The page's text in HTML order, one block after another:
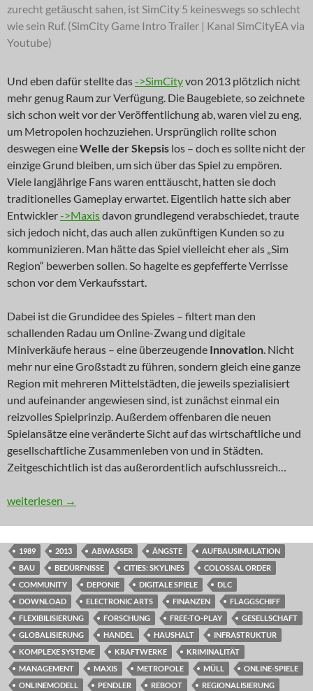
zurecht getäuscht sahen, ist SimCity 5 keineswegs so schlecht
wie sein Ruf. (SimCity Game Intro Trailer | Kanal SimCityEA via
Youtube)
Und eben dafür stellte das->SimCityvon 2013 plötzlich nicht
mehr genug Raum zur Verfügung. Die Baugebiete, so zeichnete
sich schon weit vor der Veröffentlichung ab, waren viel zu eng,
um Metropolen hochzuziehen. Ursprünglich rollte schon
deswegen eineWelle der Skepsis los – doch es sollte nicht der
einzige Grund bleiben, um sich über das Spiel zu empören.
Viele langjährige Fans waren enttäuscht, hatten sie doch
traditionelles Gameplay erwartet. Eigentlich hatte sich aber
Entwickler->Maxisdavon grundlegend verabschiedet, traute
sich jedoch nicht, das auch allen zukünftigen Kunden so zu
kommunizieren. Man hätte das Spiel vielleicht eher als „Sim
Region“ bewerben sollen. So hagelte es gepfefferte Verrisse
schon vor dem Verkaufsstart.
Dabei ist die Grundidee des Spieles – filtert man den
schallenden Radau um Online-Zwang und digitale
Miniverkäufe heraus – eine überzeugende Innovation. Nicht
mehr nur eine Großstadt zu führen, sondern gleich eine ganze
Region mit mehreren Mittelstädten, die jeweils spezialisiert
und aufeinander angewiesen sind, ist zunächst einmal ein
reizvolles Spielprinzip. Außerdem offenbaren die neuen
Spielansätze eine veränderte Sicht auf das wirtschaftliche und
gesellschaftliche Zusammenleben von und in Städten.
Zeitgeschichtlich ist das außerordentlich aufschlussreich…
INNOVATION: Sim Region
weiterlesen →
1989 2013 ABWASSER ÄNGSTE
AUFBAUSIMULATION
BAU
BEDÜRFNISSE CITIES: SKYLINES
COLOSSAL ORDER
COMMUNITY
DEPONIE DIGITALE SPIELE
DLC
DOWNLOAD
ELECTRONIC ARTS FINANZEN
FLAGGSCHIFF
FLEXIBILISIERUNG
FORSCHUNG FREE-TO-PLAY
GESELLSCHAFT
GLOBALISIERUNG
HANDEL HAUSHALT
INFRASTRUKTUR
KOMPLEXE SYSTEME
KRAFTWERKE
KRIMINALITÄT
MANAGEMENT
MAXIS METROPOLE MÜLL
ONLINE-SPIELE
ONLINEMODELL
PENDLER REBOOT
REGIONALISIERUNG